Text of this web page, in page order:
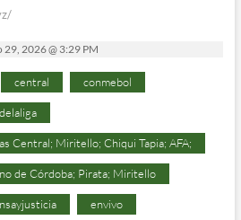
29, 2026 @ 3:29 PM
central conmebol
Central; Miritello; Chiqui Tapia; AFA;
de Córdoba; Pirata; Miritello
envivo